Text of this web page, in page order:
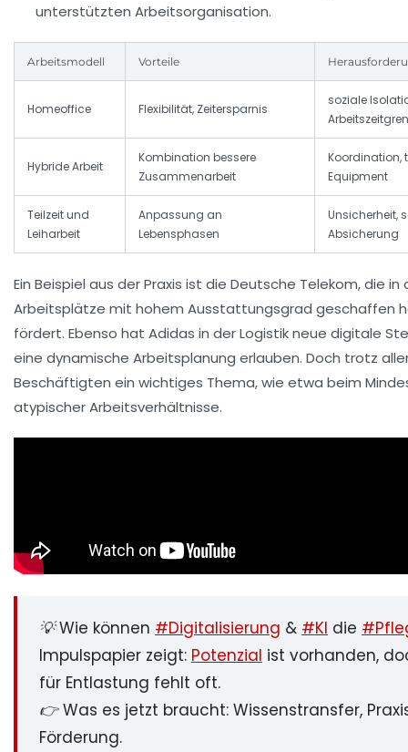
unterstützten Arbeitsorganisation.
Arbeitsmodell Vorteile
Homeoffice Flexibilität, Zeitersparnis
soziale
Hybride Arbeit
Kombination bessere
Zusammenarbeit
Koordination,
Equipment
Teilzeit und
Leiharbeit
Anpassung an
Lebensphasen
Unsicherheit,
Absicherung
Ein Beispiel aus der Praxis ist die Deutsche Telekom, die
Arbeitsplätze mit hohem Ausstattungsgrad geschaffen
fördert. Ebenso hat Adidas in der Logistik neue digitale
eine dynamische Arbeitsplanung erlauben. Doch trotz
Beschäftigten ein wichtiges Thema, wie etwa beim
atypischer Arbeitsverhältnisse.
💡 Wie können #Digitalisierung & #KI die
Impulspapier zeigt: Potenzial ist vorhanden,
für Entlastung fehlt oft.
👉 Was es jetzt braucht: Wissenstransfer,
Förderung.